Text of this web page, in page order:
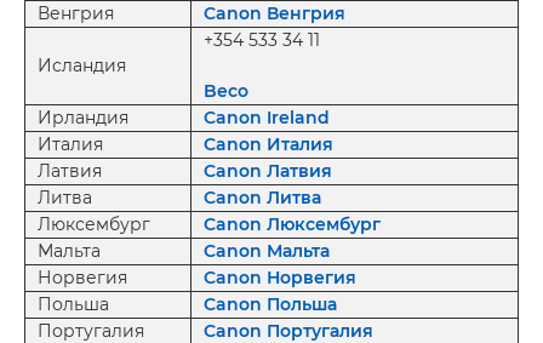
Венгрия
Canon Венгрия
Исландия
+354 533 34 11
Beco
Ирландия
Canon Ireland
Италия
Canon Италия
Латвия
Canon Латвия
Литва
Canon Литва
Люксембург
Canon Люксембург
Мальта
Canon Мальта
Норвегия
Canon Норвегия
Польша
Canon Польша
Португалия
Canon Португалия